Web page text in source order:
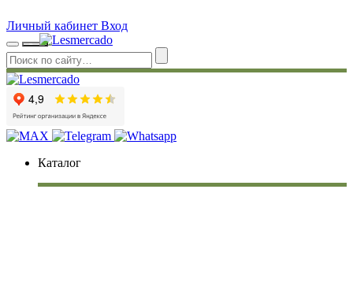
Личный кабинет Вход
Каталог